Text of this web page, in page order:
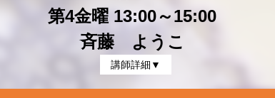
第4金曜 13:00～15:00
斉藤 ようこ
講師詳細▼